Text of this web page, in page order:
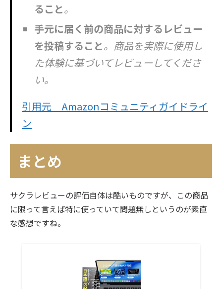
ること。
手元に届く前の商品に対するレビュー
を投稿すること。商品を実際に使用し
た体験に基づいてレビューしてくださ
い。
引用元 Amazonコミュニティガイドライ
ン
まとめ
サクラレビューの評価自体は酷いものですが、この商品
に限って言えば特に使っていて問題無しというのが素直
な感想ですね。